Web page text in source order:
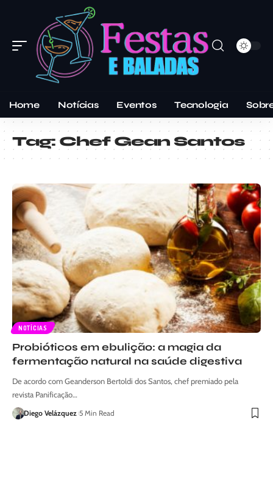
Home Notícias Eventos Tecnologia
Tag:Chef Gean Santos
NOTÍCIAS
Probióticos em ebulição: a magia da
fermentação natural na saúde digestiva
De acordo com Geanderson Bertoldi dos Santos, chef premiado pela
revista Panificação…
Diego Velázquez 5 Min Read